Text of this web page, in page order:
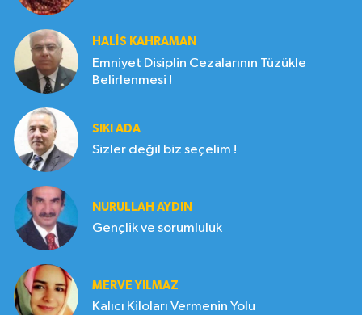
HALIS KAHRAMAN
Emniyet Disiplin Cezalarının Tüzükle
Belirlenmesi !
SIKI ADA
Sizler değil biz seçelim !
NURULLAH AYDIN
Gençlik ve sorumluluk
MERVE YILMAZ
Kalıcı Kiloları Vermenin Yolu